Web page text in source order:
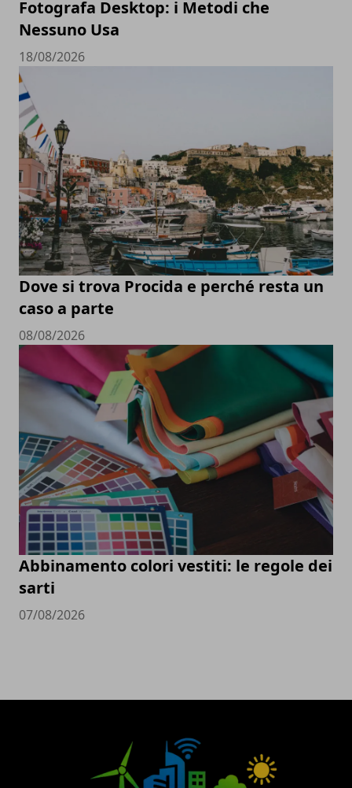
Fotografa Desktop: i Metodi che
Nessuno Usa
18/08/2026
Dove si trova Procida e perché resta un
caso a parte
08/08/2026
Abbinamento colori vestiti: le regole dei
sarti
07/08/2026